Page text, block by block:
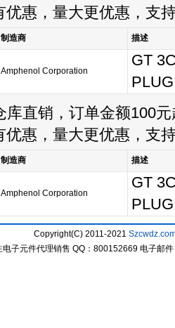
优惠，量大更优惠，支
制造商 描述
Amphenol Corporation
GT
PLUG
直销，订单金额100元
优惠，量大更优惠，支
制造商 描述
Amphenol Corporation
GT
PLUG
Copyright(C) 2011-2021
电子元件代理销售 QQ：800152669 电子邮